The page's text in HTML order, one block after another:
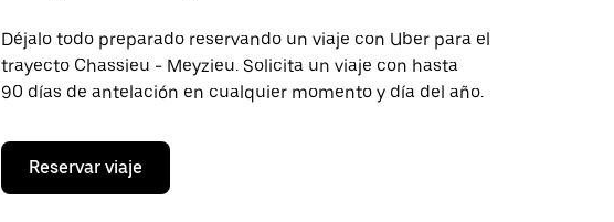
Déjalo todo preparado reservando un viaje con Uber para el
trayecto Chassieu - Meyzieu. Solicita un viaje con hasta
90 días de antelación en cualquier momento y día del año.
Reservar viaje